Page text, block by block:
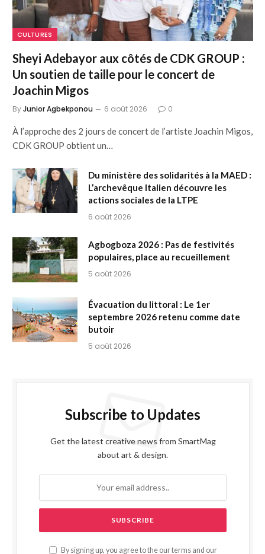
CULTURES
Sheyi Adebayor aux côtés de CDK GROUP :
Un soutien de taille pour le concert de
Joachin Migos
ByJunior Agbekponou 6 août 2026 0
À l’approche des 2 jours de concert de l’artiste Joachin Migos,
CDK GROUP obtient un…
Du ministère des solidarités à la MAED :
L’archevêque Italien découvre les
actions sociales de la LTPE
6 août 2026
Agbogboza 2026 : Pas de festivités
populaires, place au recueillement
5 août 2026
Évacuation du littoral : Le 1er
septembre 2026 retenu comme date
butoir
5 août 2026
Subscribe to Updates
Get the latest creative news from SmartMag
about art & design.
By signing up, you agree to the our terms and our